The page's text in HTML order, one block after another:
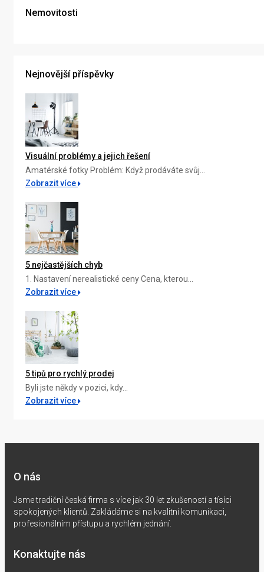
Nemovitosti
Nejnovější příspěvky
Visuální problémy a jejich řešení
Amatérské fotky Problém: Když prodáváte svůj...
Zobrazit více
5 nejčastějších chyb
1. Nastavení nerealistické ceny Cena, kterou...
Zobrazit více
5 tipů pro rychlý prodej
Byli jste někdy v pozici, kdy...
Zobrazit více
O nás
Jsme tradiční česká firma s více jak 30 let zkušeností a tísíci
spokojených klientů. Zakládáme si na kvalitní komunikaci,
profesionálním přístupu a rychlém jednání.
Konaktujte nás